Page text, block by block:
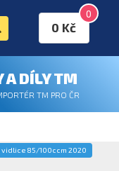
0
0 Kč
A DÍLY TM
TM PRO ČR
85/100ccm 2020